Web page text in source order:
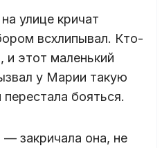
улице кричат
всхлипывал. Кто-
и этот маленький
у Марии такую
бояться.
закричала она, не